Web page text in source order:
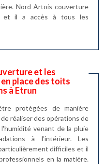
Nord Artois couverture
et il a accès à tous les
et les
place des toits
à Etrun
protégées de manière
réaliser des opérations de
venant de la pluie
à l'intérieur. Les
difficiles et il
en la matière.